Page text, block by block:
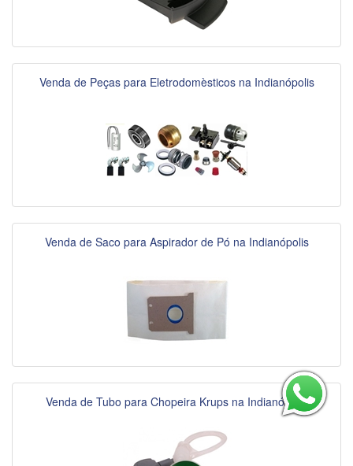
Venda de Peças para Eletrodomèsticos na Indianópolis
Venda de Saco para Aspirador de Pó na Indianópolis
Venda de Tubo para Chopeira Krups na Indianópolis